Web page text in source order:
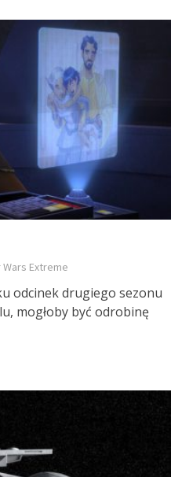
Extreme
odcinek drugiego sezonu
mogłoby być odrobinę